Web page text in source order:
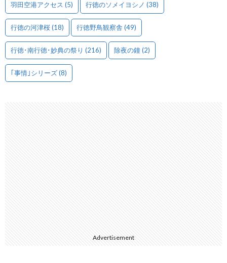
羽田空港アクセス (5) 行徳のソメイヨシノ (38)
行徳の河津桜(18) 行徳野鳥観察舎 (49)
行徳･南行徳･妙典の祭り (216) 除夜の鐘(2)
｢事情｣シリーズ(8)
Advertisement